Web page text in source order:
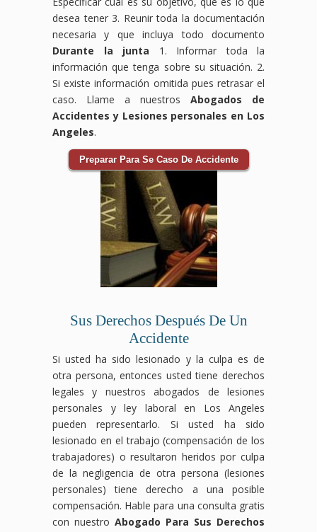
desea tener 3. Reunir toda la documentación
necesaria y que incluya todo documento
Durante la junta 1. Informar toda la
información que tenga sobre su situación. 2.
Si existe información omitida pues retrasar el
caso. Llame a nuestros Abogados de
Accidentes y Lesiones personales en Los
Angeles.
Preparar Para Se Caso De Accidente
Sus Derechos Después De Un
Accidente
Si usted ha sido lesionado y la culpa es de
otra persona, entonces usted tiene derechos
legales y nuestros abogados de lesiones
personales y ley laboral en Los Angeles
pueden representarlo. Si usted ha sido
lesionado en el trabajo (compensación de los
trabajadores) o resultaron heridos por culpa
de la negligencia de otra persona (lesiones
personales) tiene derecho a una posible
compensación. Hable para una consulta gratis
con nuestro Abogado Para Sus Derechos